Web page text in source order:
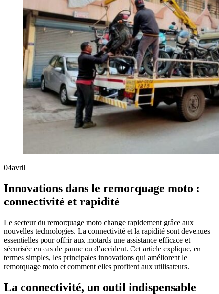
04avril
Innovations dans le remorquage moto :
connectivité et rapidité
Le secteur du remorquage moto change rapidement grâce aux
nouvelles technologies. La connectivité et la rapidité sont devenues
essentielles pour offrir aux motards une assistance efficace et
sécurisée en cas de panne ou d’accident. Cet article explique, en
termes simples, les principales innovations qui améliorent le
remorquage moto et comment elles profitent aux utilisateurs.
La connectivité, un outil indispensable